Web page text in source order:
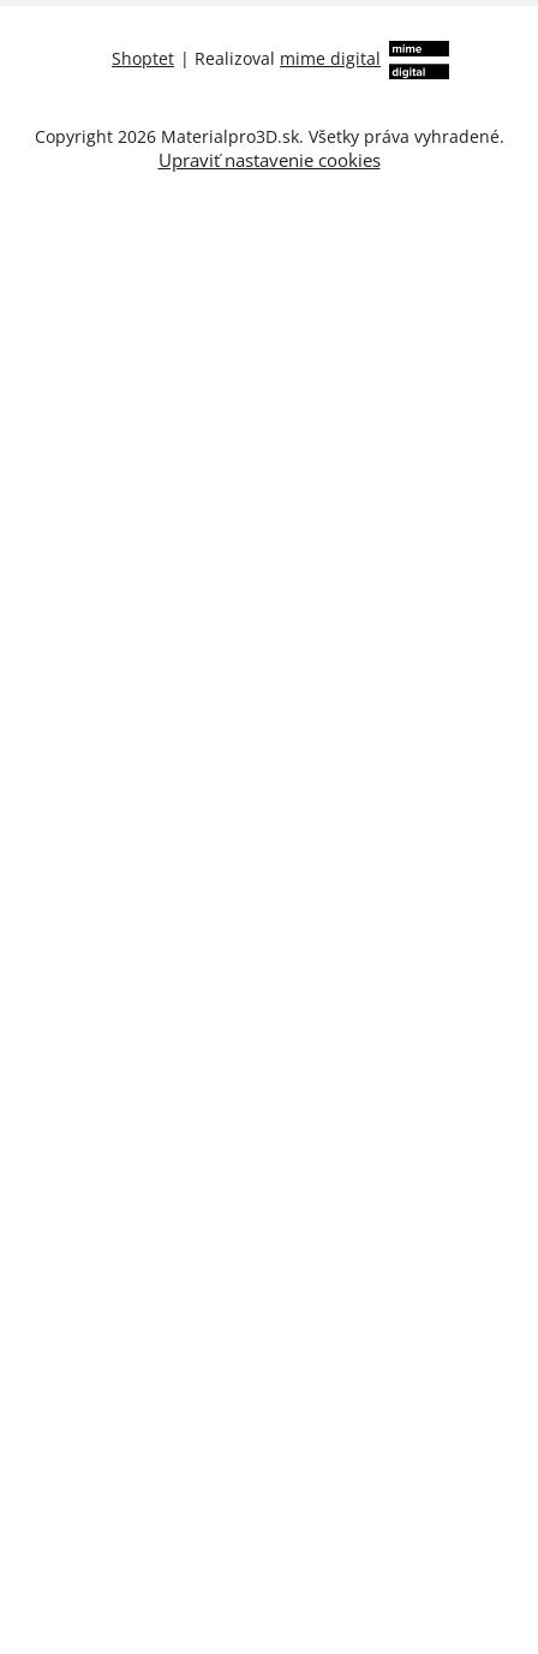
Shoptet | Realizoval mime digital
Copyright 2026 Materialpro3D.sk. Všetky práva vyhradené.
Upraviť nastavenie cookies